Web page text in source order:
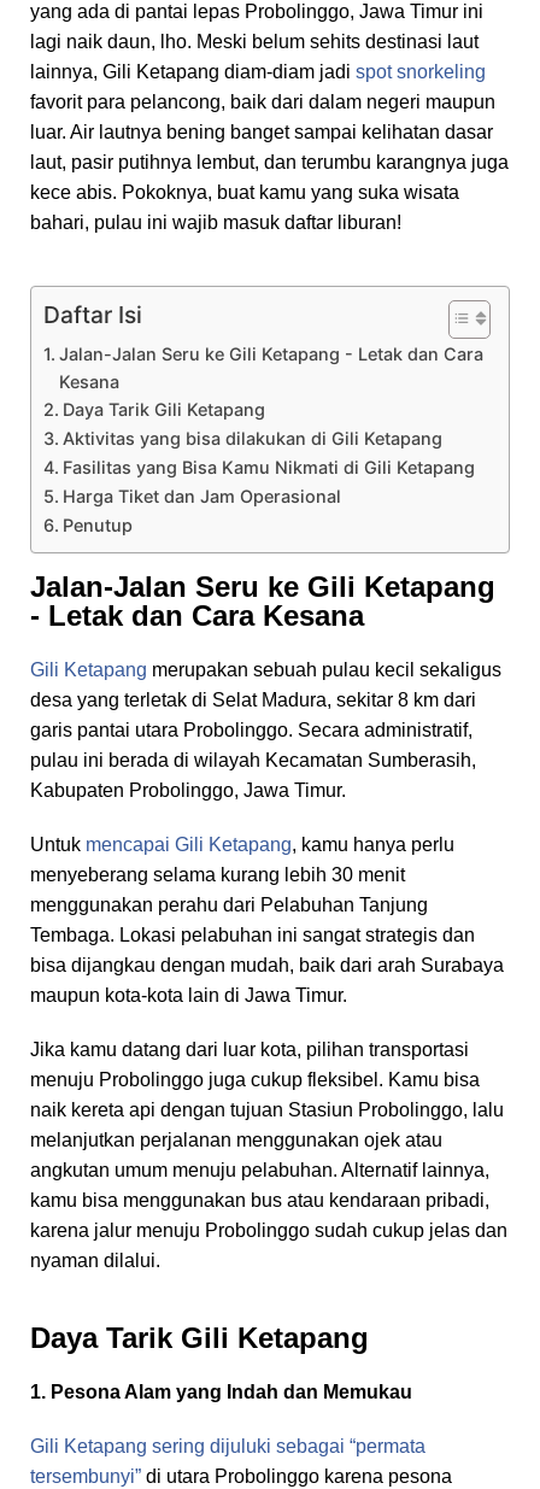
yang ada di pantai lepas Probolinggo, Jawa Timur ini
lagi naik daun, lho. Meski belum sehits destinasi laut
lainnya, Gili Ketapang diam-diam jadi spot snorkeling
favorit para pelancong, baik dari dalam negeri maupun
luar. Air lautnya bening banget sampai kelihatan dasar
laut, pasir putihnya lembut, dan terumbu karangnya juga
kece abis. Pokoknya, buat kamu yang suka wisata
bahari, pulau ini wajib masuk daftar liburan!
Daftar Isi
Jalan-Jalan Seru ke Gili Ketapang - Letak dan Cara
Kesana
Daya Tarik Gili Ketapang
Aktivitas yang bisa dilakukan di Gili Ketapang
Fasilitas yang Bisa Kamu Nikmati di Gili Ketapang
Harga Tiket dan Jam Operasional
Penutup
Jalan-Jalan Seru ke Gili Ketapang
- Letak dan Cara Kesana
Gili Ketapang merupakan sebuah pulau kecil sekaligus
desa yang terletak di Selat Madura, sekitar 8 km dari
garis pantai utara Probolinggo. Secara administratif,
pulau ini berada di wilayah Kecamatan Sumberasih,
Kabupaten Probolinggo, Jawa Timur.
Untuk mencapai Gili Ketapang, kamu hanya perlu
menyeberang selama kurang lebih 30 menit
menggunakan perahu dari Pelabuhan Tanjung
Tembaga. Lokasi pelabuhan ini sangat strategis dan
bisa dijangkau dengan mudah, baik dari arah Surabaya
maupun kota-kota lain di Jawa Timur.
Jika kamu datang dari luar kota, pilihan transportasi
menuju Probolinggo juga cukup fleksibel. Kamu bisa
naik kereta api dengan tujuan Stasiun Probolinggo, lalu
melanjutkan perjalanan menggunakan ojek atau
angkutan umum menuju pelabuhan. Alternatif lainnya,
kamu bisa menggunakan bus atau kendaraan pribadi,
karena jalur menuju Probolinggo sudah cukup jelas dan
nyaman dilalui.
Daya Tarik Gili Ketapang
1. Pesona Alam yang Indah dan Memukau
Gili Ketapang sering dijuluki sebagai “permata
tersembunyi” di utara Probolinggo karena pesona